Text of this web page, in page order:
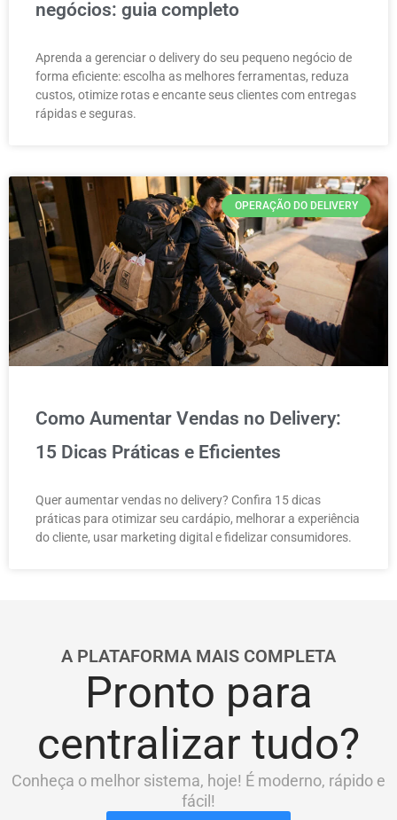
negócios: guia completo
Aprenda a gerenciar o delivery do seu pequeno negócio de
forma eficiente: escolha as melhores ferramentas, reduza
custos, otimize rotas e encante seus clientes com entregas
rápidas e seguras.
OPERAÇÃO DO DELIVERY
Como Aumentar Vendas no Delivery:
15 Dicas Práticas e Eficientes
Quer aumentar vendas no delivery? Confira 15 dicas
práticas para otimizar seu cardápio, melhorar a experiência
do cliente, usar marketing digital e fidelizar consumidores.
A PLATAFORMA MAIS COMPLETA
Pronto para
centralizar tudo?
Conheça o melhor sistema, hoje! É moderno, rápido e
fácil!